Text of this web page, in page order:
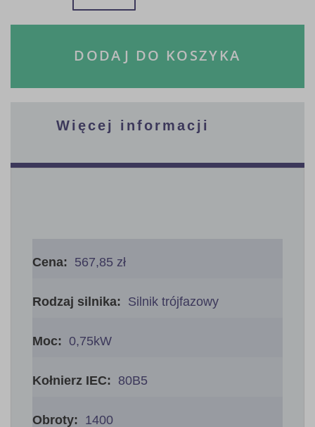
DODAJ DO KOSZYKA
Więcej informacji
informacji 567,85 zł
Silnik trójfazowy
0,75kW
80B5
1400